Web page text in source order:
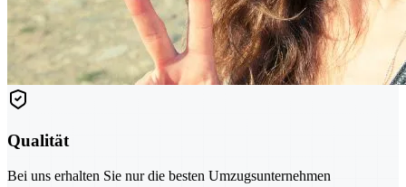
Qualität
Bei uns erhalten Sie nur die besten Umzugsunternehmen